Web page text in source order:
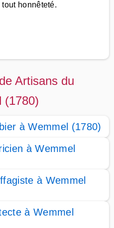
honnêteté.
Artisans du
(1780)
à Wemmel (1780)
à Wemmel
à Wemmel
à Wemmel